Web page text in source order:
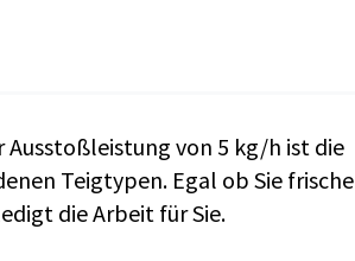
Ausstoßleistung von 5 kg/h ist die
Teigtypen. Egal ob Sie frische
die Arbeit für Sie.